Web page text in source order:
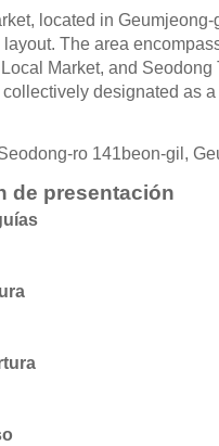
located in
The area
Market, and
designated as
ro 141beon-gil,
de presentación